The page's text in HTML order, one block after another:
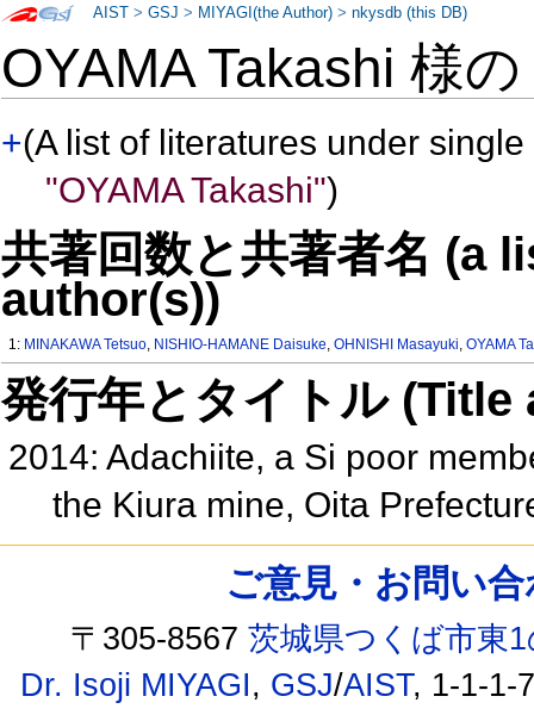
OYAMA Takashi 様
+(A list of literatures under
"OYAMA Takashi")
共著回数と共著者名 (a
author(s))
1: MINAKAWA Tetsuo, NISHIO-HAMANE Daisuke,OHNISHI Masayuki,OYAMA
発行年とタイトル
2014: Adachiite, a Si poor
the Kiura mine, Oita
AIST >GSJ > MIYAGI(the Author) >nkysdb (this DB)
ご意見・お問い
〒305-8567茨城県つくば市東
Dr. Isoji MIYAGI, GSJ/AIST, 1-1-1-